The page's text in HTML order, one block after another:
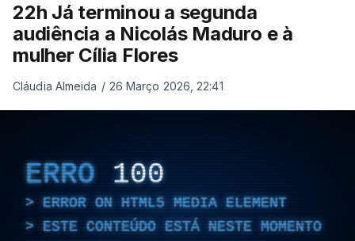
22h Já terminou a segunda
audiência a Nicolás Maduro e à
mulher Cília Flores
Cláudia Almeida / 26 Março 2026, 22:41
ERRO 100
ERROR ON HTML5 MEDIA ELEMENT
ESTE CONTEÚDO ESTÁ NESTE MOMENTO